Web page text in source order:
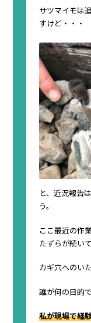
サツマイモは
すけど・・・
と、近況報告
う。
ここ最近の作
たずらが続い
カギ穴へのい
誰が何の目的
私が現場で経